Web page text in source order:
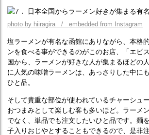
photo by hiiragira / embedded from Instagram
塩ラーメンが有名な函館にありながら、本格
ンを食べる事ができるのがこのお店、「エビ
国から、ラーメンが好きな人が集まるほどの
に人気の味噌ラーメンは、あっさりした中に
ひと品。
そして貴重な部位が使われているチャーシュ
おつまみとして楽しむ客も多いほど。ラーメ
でなく、単品でも注文したいひと品です。麺
子入りおじやとすることもできるので、是非